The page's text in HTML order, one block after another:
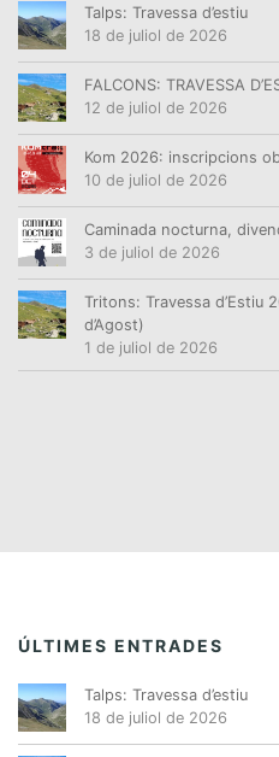
Talps: Travessa d’estiu
18 de juliol de 2026
FALCONS: TRAVESSA
12 de juliol de 2026
Kom 2026: inscripcions
10 de juliol de 2026
Caminada nocturna,
3 de juliol de 2026
Tritons: Travessa d’Estiu
d’Agost)
1 de juliol de 2026
ÚLTIMES ENTRADES
Talps: Travessa d’estiu
18 de juliol de 2026